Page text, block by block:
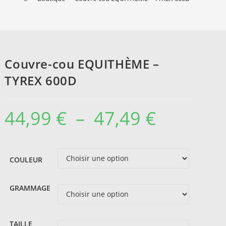
Couvre-cou EQUITHÈME –
TYREX 600D
44,99 € – 47,49 €
COULEUR
GRAMMAGE
TAILLE